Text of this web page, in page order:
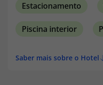
Estacionamento
Piscina interior
Saber mais sobre o Hotel